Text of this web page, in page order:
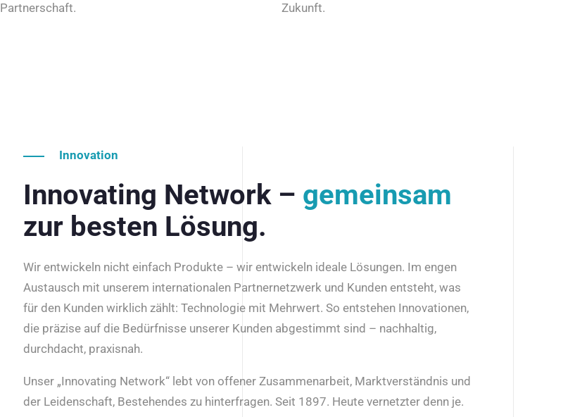
Partnerschaft.
Zukunft.
Innovation
Innovating Network – gemeinsam
zur besten Lösung.
Wir entwickeln nicht einfach Produkte – wir entwickeln ideale Lösungen. Im engen
Austausch mit unserem internationalen Partnernetzwerk und Kunden entsteht, was
für den Kunden wirklich zählt: Technologie mit Mehrwert. So entstehen Innovationen,
die präzise auf die Bedürfnisse unserer Kunden abgestimmt sind – nachhaltig,
durchdacht, praxisnah.
Unser „Innovating Network“ lebt von offener Zusammenarbeit, Marktverständnis und
der Leidenschaft, Bestehendes zu hinterfragen. Seit 1897. Heute vernetzter denn je.